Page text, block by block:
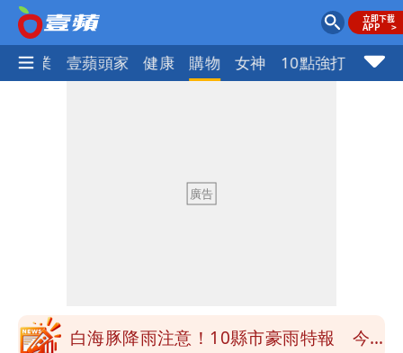
標企業 壹蘋頭家 健康 購物 女神 10點強打
晚至明下午受影響
颱風假來了！連江縣明停班課 竹縣山區
Cheap：愛台灣只是發財的口號
白海豚降雨注意！10縣市豪雨特報 今